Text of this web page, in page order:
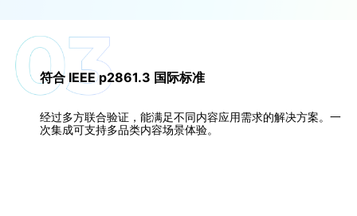
符合 IEEE p2861.3 国际标准
经过多方联合验证，能满足不同内容应用需求的解决方案。一
次集成可支持多品类内容场景体验。